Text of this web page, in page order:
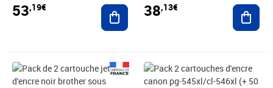
53,19€ Ajouter au panier
38,13€
Prix 9 999,00€ Prix 64,85€